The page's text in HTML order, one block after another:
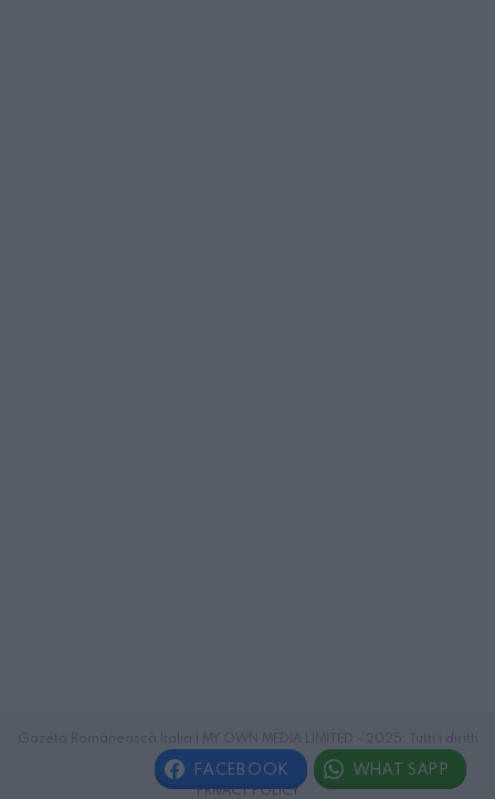
riservati.
PRIVACY POLICY
FACEBOOK WHATSAPP